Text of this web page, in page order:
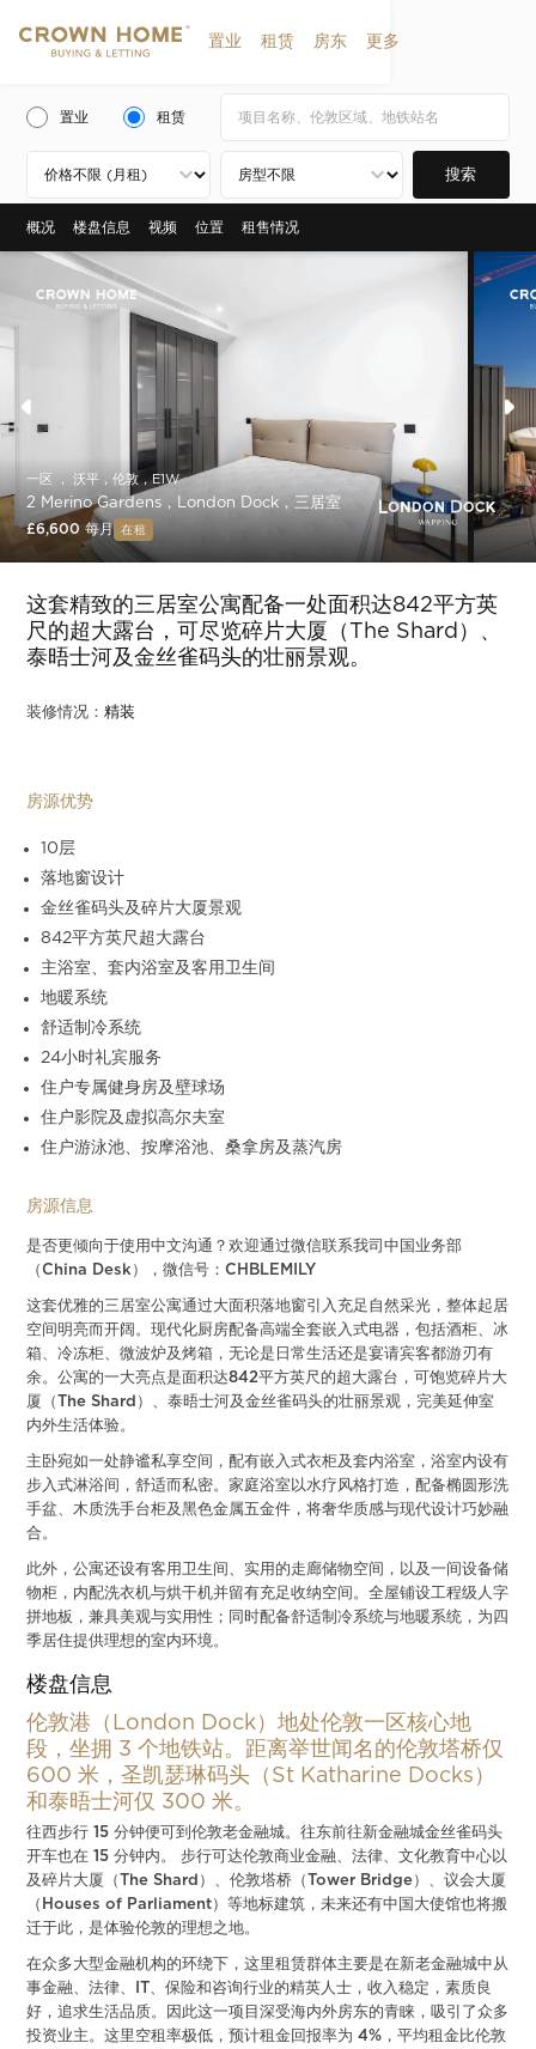
置业 租赁 房东 更多
置业 租赁
搜索
概况 楼盘信息 视频 位置 租售情况
一区 ， 沃平，伦敦，E1W
2 Merino Gardens，London Dock，三居室
£6,600 每月 在租
这套精致的三居室公寓配备一处面积达842平方英
尺的超大露台，可尽览碎片大厦（The Shard）、
泰晤士河及金丝雀码头的壮丽景观。
装修情况：精装
房源优势
10层
落地窗设计
金丝雀码头及碎片大厦景观
842平方英尺超大露台
主浴室、套内浴室及客用卫生间
地暖系统
舒适制冷系统
24小时礼宾服务
住户专属健身房及壁球场
住户影院及虚拟高尔夫室
住户游泳池、按摩浴池、桑拿房及蒸汽房
房源信息
是否更倾向于使用中文沟通？欢迎通过微信联系我司中国业务部
（China Desk），微信号：CHBLEMILY
这套优雅的三居室公寓通过大面积落地窗引入充足自然采光，整体起居
空间明亮而开阔。现代化厨房配备高端全套嵌入式电器，包括酒柜、冰
箱、冷冻柜、微波炉及烤箱，无论是日常生活还是宴请宾客都游刃有
余。公寓的一大亮点是面积达842平方英尺的超大露台，可饱览碎片大
厦（The Shard）、泰晤士河及金丝雀码头的壮丽景观，完美延伸室
内外生活体验。
主卧宛如一处静谧私享空间，配有嵌入式衣柜及套内浴室，浴室内设有
步入式淋浴间，舒适而私密。家庭浴室以水疗风格打造，配备椭圆形洗
手盆、木质洗手台柜及黑色金属五金件，将奢华质感与现代设计巧妙融
合。
此外，公寓还设有客用卫生间、实用的走廊储物空间，以及一间设备储
物柜，内配洗衣机与烘干机并留有充足收纳空间。全屋铺设工程级人字
拼地板，兼具美观与实用性；同时配备舒适制冷系统与地暖系统，为四
季居住提供理想的室内环境。
楼盘信息
伦敦港（London Dock）地处伦敦一区核心地
段，坐拥 3 个地铁站。距离举世闻名的伦敦塔桥仅
600 米，圣凯瑟琳码头（St Katharine Docks）
和泰晤士河仅 300 米。
往西步行 15 分钟便可到伦敦老金融城。往东前往新金融城金丝雀码头
开车也在 15 分钟内。 步行可达伦敦商业金融、法律、文化教育中心以
及碎片大厦（The Shard）、伦敦塔桥（Tower Bridge）、议会大厦
（Houses of Parliament）等地标建筑，未来还有中国大使馆也将搬
迁于此，是体验伦敦的理想之地。
在众多大型金融机构的环绕下，这里租赁群体主要是在新老金融城中从
事金融、法律、IT、保险和咨询行业的精英人士，收入稳定，素质良
好，追求生活品质。因此这一项目深受海内外房东的青睐，吸引了众多
投资业主。这里空租率极低，预计租金回报率为 4%，平均租金比伦敦